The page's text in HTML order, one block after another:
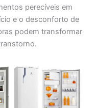
perecíveis em
e o desconforto de
podem transformar